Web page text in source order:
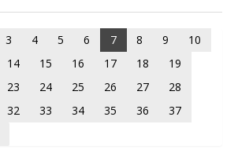
3 4 5 6 7 8 9
10
14 15 16 17 18
19
23 24 25 26 27
28
32 33 34 35 36
37